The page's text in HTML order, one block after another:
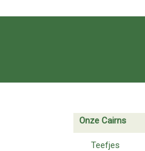
Onze Cairns
Teefjes